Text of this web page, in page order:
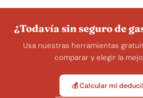
¿Todavía sin seguro de
Usa nuestras herramientas
comparar y elegir la
💰 Calcular mi